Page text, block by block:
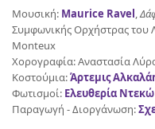
Μουσική: Maurice Ravel,
Συμφωνικής Ορχήστρας του
Monteux
Χορογραφία: Αναστασία
Κοστούμια:Άρτεμις
Φωτισμοί: Ελευθερία Ντεκώ
Παραγωγή - Διοργάνωση: